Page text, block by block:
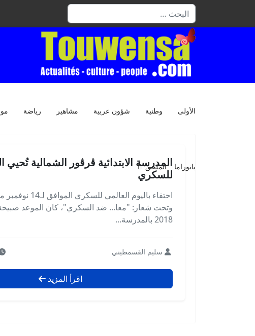
البحث
الأولى وطنية شؤون عربية مشاهير رياضة
بانوراما الملحق
المدرسة الابتدائية ڤرڤور الشمالية تُحيي
للسكري
احتفاء باليوم العالمي
2018 بالمدرسة...
سليم القسمطيني
اقرأ المزيد